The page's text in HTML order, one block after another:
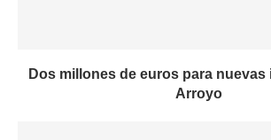
Dos millones de euros para
Arroyo